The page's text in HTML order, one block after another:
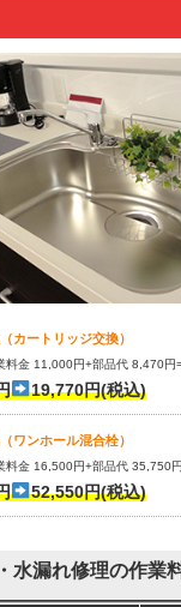
加工)
止め)
具設置)
使用（バンド止
削・埋め戻し作
（VP・HI）使
（VP・HI）使
ング鋼管・銅
用/3ｍまで)
用/3ｍ超え)
超え
処理・清掃・修
など（軽作業）
処理・清掃・修
など（中作業）
処理・清掃・修
など（重作業）
カートリッジ交換）
料金 11,000円+部品代 8,470円
19,770円(税込)
ワンホール混合栓）
料金 16,500円+部品代 35,750
52,550円(税込)
水漏れ修理の作業